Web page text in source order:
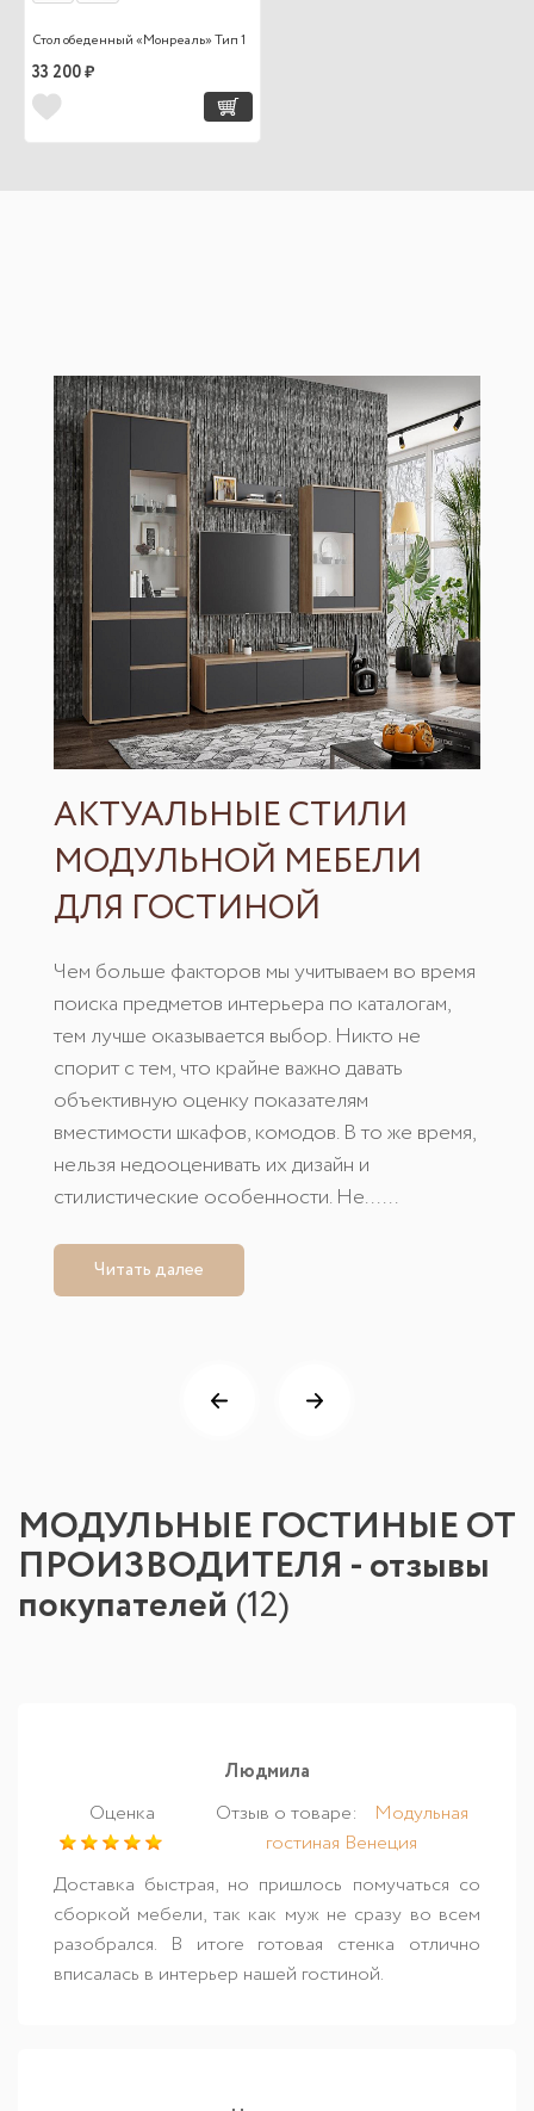
Стол обеденный «Монреаль» Тип 1
33 200 ₽
АКТУАЛЬНЫЕ СТИЛИ
МОДУЛЬНОЙ МЕБЕЛИ
ДЛЯ ГОСТИНОЙ
Чем больше факторов мы учитываем во время
поиска предметов интерьера по каталогам,
тем лучше оказывается выбор. Никто не
спорит с тем, что крайне важно давать
объективную оценку показателям
вместимости шкафов, комодов. В то же время,
нельзя недооценивать их дизайн и
стилистические особенности. Не......
Читать далее
МОДУЛЬНЫЕ ГОСТИНЫЕ ОТ
ПРОИЗВОДИТЕЛЯ - отзывы
покупателей (12)
Людмила
Оценка
Отзыв о товаре:
Модульная
гостиная Венеция
Доставка быстрая, но пришлось помучаться со
сборкой мебели, так как муж не сразу во всем
разобрался. В итоге готовая стенка отлично
вписалась в интерьер нашей гостиной.